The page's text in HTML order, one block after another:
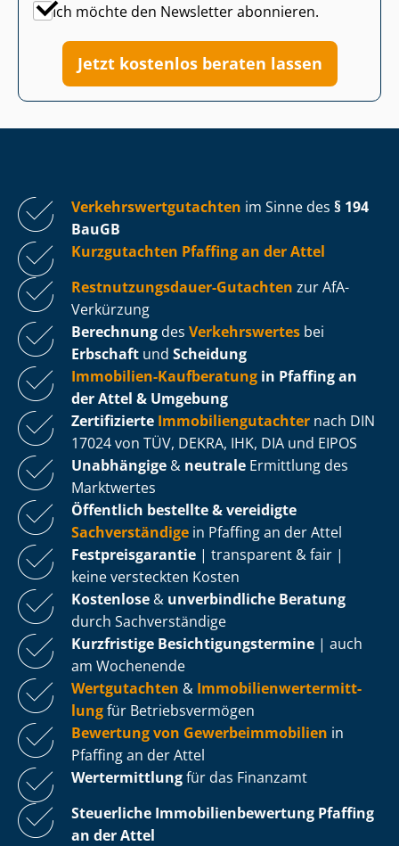
Ich möchte den Newsletter abonnieren.
Jetzt kostenlos beraten lassen
Ver­kehrs­wert­gut­ach­ten im Sinne des § 194
BauGB
Kurzgutachten Pfaffing an der Attel
Rest­nut­zungs­dau­er-Gutachten zur AfA-
Verkürzung
Berechnung des Verkehrswertes bei
Erbschaft und Scheidung
Immobilien-Kaufberatung in Pfaffing an
der Attel & Umgebung
Zertifizierte Im­mo­bi­li­en­gut­ach­ter nach DIN
17024 von TÜV, DEKRA, IHK, DIA und EIPOS
Unabhängige & neutrale Ermittlung des
Marktwertes
Öffentlich bestellte & vereidigte
Sachverständige in Pfaffing an der Attel
Fest­preis­ga­ran­tie | transparent & fair |
keine versteckten Kosten
Kostenlose & unverbindliche Beratung
durch Sachverständige
Kurzfristige Be­sich­ti­gungs­ter­mi­ne | auch
am Wochenende
Wertgutachten & Im­mo­bi­li­en­wert­ermitt­
lungfür Be­triebs­ver­mö­gen
Bewertung von Ge­wer­be­im­mo­bi­li­en in
Pfaffing an der Attel
Wertermittlungfür das Finanzamt
Steuerliche Im­mo­bi­li­en­be­wer­tung Pfaffing
an der Attel